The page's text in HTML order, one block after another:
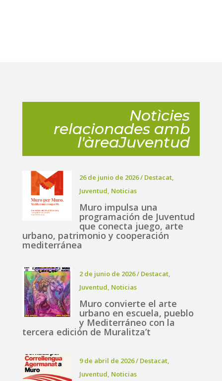
Notìcies
relacionades amb
l'àreaJuventud
26 de junio de 2026/ Destacat,
Juventud Noticias
Muro impulsa una
programación de Juventud
que conecta juego, arte
urbano, patrimonio y cooperación
mediterránea
2 de junio de 2026/ Destacat,
Juventud Noticias
Muro convierte el arte
urbano en escuela, pueblo
y Mediterráneo con la
tercera edición de Muralitza’t
9 de abril de 2026/ Destacat,
Juventud Noticias